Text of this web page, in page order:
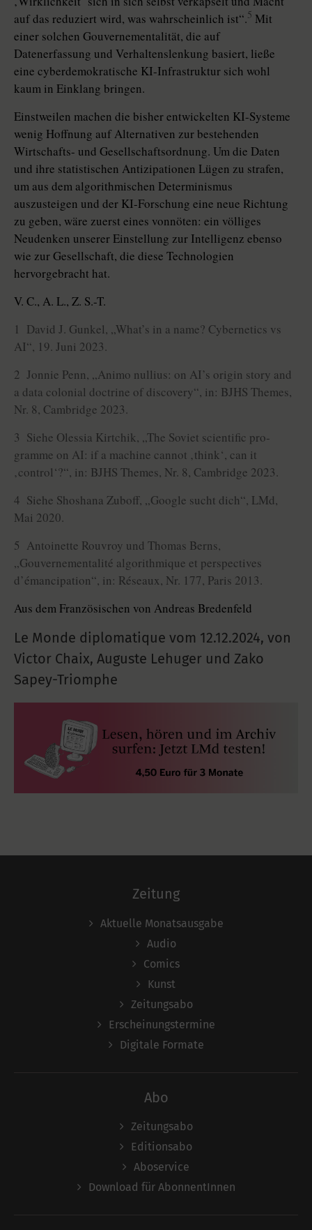
auf das reduziert wird, was wahrscheinlich ist“.5 Mit
einer solchen Gouvernementalität, die auf
Datenerfassung und Verhaltenslenkung basiert, ließe
eine cyberdemokratische KI-Infrastruktur sich wohl
kaum in Einklang bringen.
Einstweilen machen die bisher entwickelten KI-Systeme
wenig Hoffnung auf Alternativen zur bestehenden
Wirtschafts- und Gesellschaftsordnung. Um die Daten
und ihre statistischen Antizipationen Lügen zu strafen,
um aus dem algorithmischen Determinismus
auszusteigen und der KI-Forschung eine neue Richtung
zu geben, wäre zuerst eines vonnöten: ein völliges
Neudenken unserer Einstellung zur Intelligenz ebenso
wie zur Gesellschaft, die diese Technologien
hervorgebracht hat.
V. C., A. L., Z. S.-T.
1 David J. Gunkel, „What’s in a name? Cybernetics vs
AI“, 19. Juni 2023.
2 Jonnie Penn, „Animo nullius: on AI’s origin story and
a data colonial doctrine of discovery“, in: BJHS Themes,
Nr. 8, Cambridge 2023.
3 Siehe Olessia Kirtchik, „The Soviet scientific pro­
gramme on AI: if a machine cannot ‚think‘, can it
‚control‘?“, in: BJHS Themes, Nr. 8, Cambridge 2023.
4 Siehe Shoshana Zuboff, „Google sucht dich“, LMd,
Mai 2020.
5 Antoinette Rouvroy und Thomas Berns,
„Gouvernementalité algorithmique et perspectives
d’émancipation“, in: Réseaux, Nr. 177, Paris 2013.
Aus dem Französischen von Andreas Bredenfeld
Le Monde diplomatique vom 12.12.2024, von
Victor Chaix, Auguste Lehuger und Zako
Sapey-Triomphe
Zeitung
Aktuelle Monatsausgabe
Audio
Comics
Kunst
Zeitungsabo
Erscheinungstermine
Digitale Formate
Abo
Zeitungsabo
Editionsabo
Aboservice
Download für AbonnentInnen